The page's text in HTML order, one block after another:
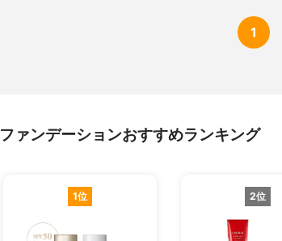
1
ファンデーションおすすめランキング
1位 2位